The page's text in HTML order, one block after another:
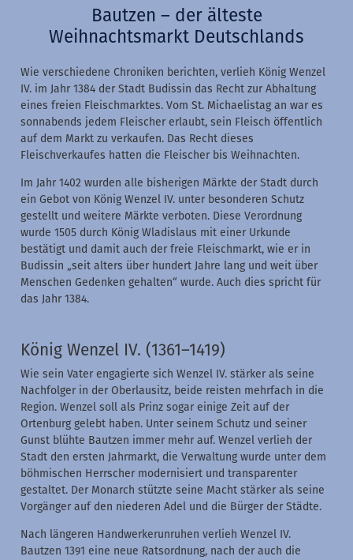
Bautzen – der älteste
Weihnachtsmarkt Deutschlands
Wie verschiedene Chroniken berichten, verlieh König Wenzel
IV. im Jahr 1384 der Stadt Budissin das Recht zur Abhaltung
eines freien Fleischmarktes. Vom St. Michaelistag an war es
sonnabends jedem Fleischer erlaubt, sein Fleisch öffentlich
auf dem Markt zu verkaufen. Das Recht dieses
Fleischverkaufes hatten die Fleischer bis Weihnachten.
Im Jahr 1402 wurden alle bisherigen Märkte der Stadt durch
ein Gebot von König Wenzel IV. unter besonderen Schutz
gestellt und weitere Märkte verboten. Diese Verordnung
wurde 1505 durch König Wladislaus mit einer Urkunde
bestätigt und damit auch der freie Fleischmarkt, wie er in
Budissin „seit alters über hundert Jahre lang und weit über
Menschen Gedenken gehalten“ wurde. Auch dies spricht für
das Jahr 1384.
König Wenzel IV. (1361–1419)
Wie sein Vater engagierte sich Wenzel IV. stärker als seine
Nachfolger in der Oberlausitz, beide reisten mehrfach in die
Region. Wenzel soll als Prinz sogar einige Zeit auf der
Ortenburg gelebt haben. Unter seinem Schutz und seiner
Gunst blühte Bautzen immer mehr auf. Wenzel verlieh der
Stadt den ersten Jahrmarkt, die Verwaltung wurde unter dem
böhmischen Herrscher modernisiert und transparenter
gestaltet. Der Monarch stützte seine Macht stärker als seine
Vorgänger auf den niederen Adel und die Bürger der Städte.
Nach längeren Handwerkerunruhen verlieh Wenzel IV.
Bautzen 1391 eine neue Ratsordnung, nach der auch die